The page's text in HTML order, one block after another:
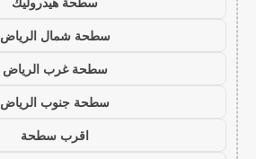
سطحة شمال الرياض
سطحة غرب الرياض
سطحة جنوب الرياض
اقرب سطحة